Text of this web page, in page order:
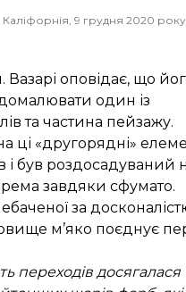
9 грудня 2020 року.
оповідає, що
один із
та частина пейзажу.
ці «другорядні»
і був роздосадуваний
завдяки сфумато.
за
м’яко поєднує
переходів